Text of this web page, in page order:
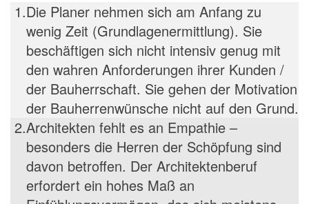
1.Die Planer nehmen sich am Anfang zu
wenig Zeit (Grundlagenermittlung). Sie
beschäftigen sich nicht intensiv genug mit
den wahren Anforderungen ihrer Kunden /
der Bauherrschaft. Sie gehen der Motivation
der Bauherrenwünsche nicht auf den Grund.
2.Architekten fehlt es an Empathie –
besonders die Herren der Schöpfung sind
davon betroffen. Der Architektenberuf
erfordert ein hohes Maß an